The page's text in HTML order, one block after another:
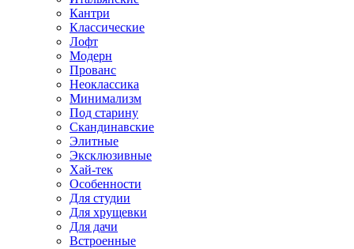
Кантри
Классические
Лофт
Модерн
Прованс
Неоклассика
Минимализм
Под старину
Скандинавские
Элитные
Эксклюзивные
Хай-тек
Особенности
Для студии
Для хрущевки
Для дачи
Встроенные